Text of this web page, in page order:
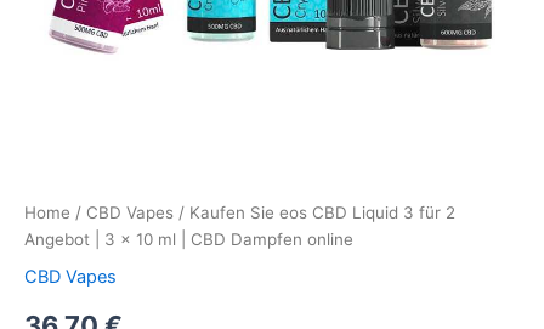
Home / CBD Vapes / Kaufen Sie eos CBD Liquid 3 für 2
Angebot | 3 x 10 ml | CBD Dampfen online
CBD Vapes
CBD